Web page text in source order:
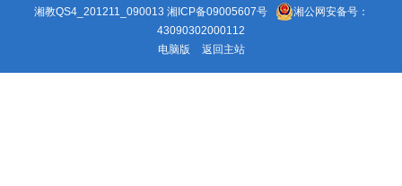
湘教QS4_201211_090013 湘ICP备09005607号
湘公网安备号：
43090302000112
电脑版
返回主站